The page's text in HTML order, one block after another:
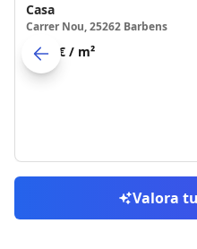
Casa
Carrer Nou, 25262 Barbens
1252 € / m²
Valora